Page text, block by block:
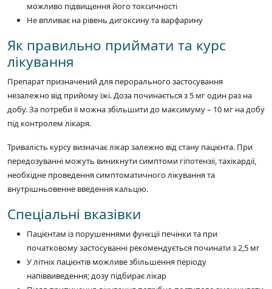
можливо підвищення його токсичності
Не впливає на рівень дигоксину та варфарину
Як правильно приймати та курс
лікування
Препарат призначений для перорального застосування
незалежно від прийому їжі. Доза починається з 5 мг один раз на
добу. За потреби її можна збільшити до максимуму – 10 мг на добу
під контролем лікаря.
Тривалість курсу визначає лікар залежно від стану пацієнта. При
передозуванні можуть виникнути симптоми гіпотензії, тахікардії,
необхідне проведення симптоматичного лікування та
внутрішньовенне введення кальцію.
Спеціальні вказівки
Пацієнтам із порушеннями функції печінки та при
початковому застосуванні рекомендується починати з 2,5 мг
У літніх пацієнтів можливе збільшення періоду
напіввиведення; дозу підбирає лікар